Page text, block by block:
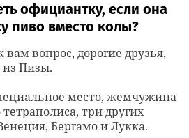
официантку, если она
пиво вместо колы?
вопрос, дорогие друзья,
из Пизы.
место, жемчужина
три других
Бергамо и Лукка.